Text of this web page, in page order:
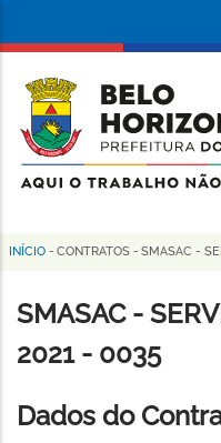
conteúdo
principal
da
Prefeitura
de
Horizonte
Trilha
de
navegação
INÍCIO - CONTRATOS - SMASAC -
SMASAC -
2021 - 0035
Dados do